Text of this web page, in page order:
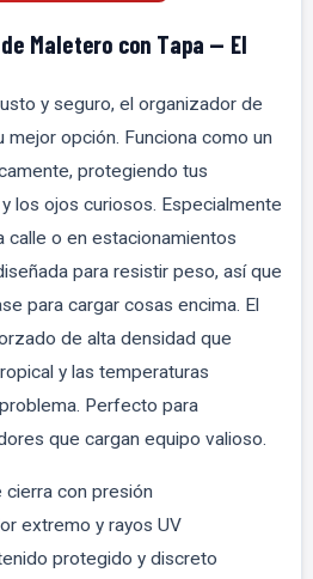
Maletero con Tapa — El
y seguro, el organizador de
opción. Funciona como un
protegiendo tus
los ojos curiosos. Especialmente
calle o en estacionamientos
para resistir peso, así que
para cargar cosas encima. El
de alta densidad que
y las temperaturas
Perfecto para
que cargan equipo valioso.
cierra con presión
extremo y rayos UV
protegido y discreto